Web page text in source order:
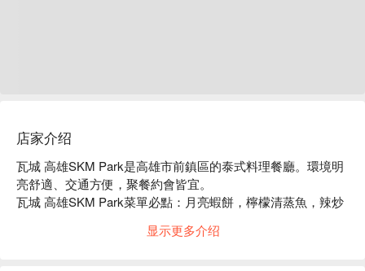
店家介绍
瓦城 高雄SKM Park是高雄市前鎮區的泰式料理餐廳。環境明
亮舒適、交通方便，聚餐約會皆宜。
瓦城 高雄SKM Park菜單必點：月亮蝦餅，檸檬清蒸魚，辣炒
瓦城 高雄SKM Park推薦：餐點選擇豐富，價格親民，服務穩
显示更多介绍